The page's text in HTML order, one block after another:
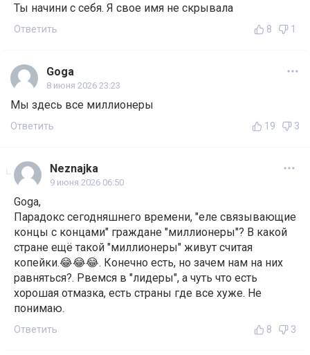
Ты начини с себя. Я свое имя не скрывала
Ответить 8 1
Goga
8 июня 2026 23:23
Мы здесь все миллионеры
Ответить 19 3
Neznajka
9 июня 2026 06:50
Goga,
Парадокс сегодняшнего времени, "еле связывающие
концы с концами" граждане "миллионеры"? В какой
стране ещё такой "миллионеры" живут считая
копейки.😂😂😂. Конечно есть, но зачем нам на них
равняться?. Рвемся в "лидеры", а чуть что есть
хорошая отмазка, есть страны где все хуже. Не
понимаю.
Ответить 8 3